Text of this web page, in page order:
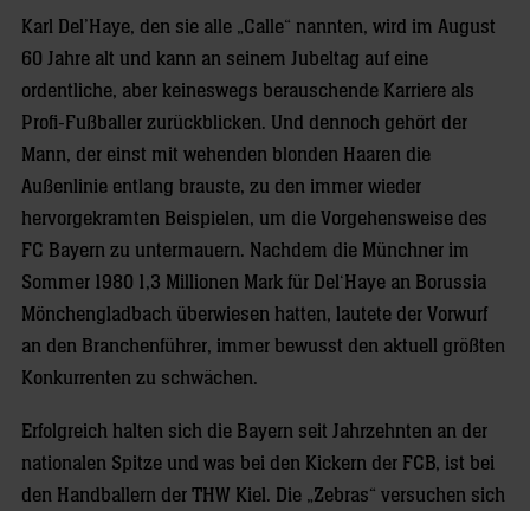
Karl Del’Haye, den sie alle „Calle“ nannten, wird im August
60 Jahre alt und kann an seinem Jubeltag auf eine
ordentliche, aber keineswegs berauschende Karriere als
Profi-Fußballer zurückblicken. Und dennoch gehört der
Mann, der einst mit wehenden blonden Haaren die
Außenlinie entlang brauste, zu den immer wieder
hervorgekramten Beispielen, um die Vorgehensweise des
FC Bayern zu untermauern. Nachdem die Münchner im
Sommer 1980 1,3 Millionen Mark für Del‘Haye an Borussia
Mönchengladbach überwiesen hatten, lautete der Vorwurf
an den Branchenführer, immer bewusst den aktuell größten
Konkurrenten zu schwächen.
Erfolgreich halten sich die Bayern seit Jahrzehnten an der
nationalen Spitze und was bei den Kickern der FCB, ist bei
den Handballern der THW Kiel. Die „Zebras“ versuchen sich